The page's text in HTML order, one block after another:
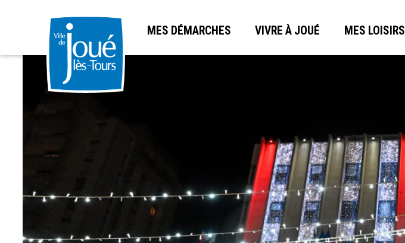
Aller
MES DÉMARCHES VIVRE À JOUÉ MES LOISIRS